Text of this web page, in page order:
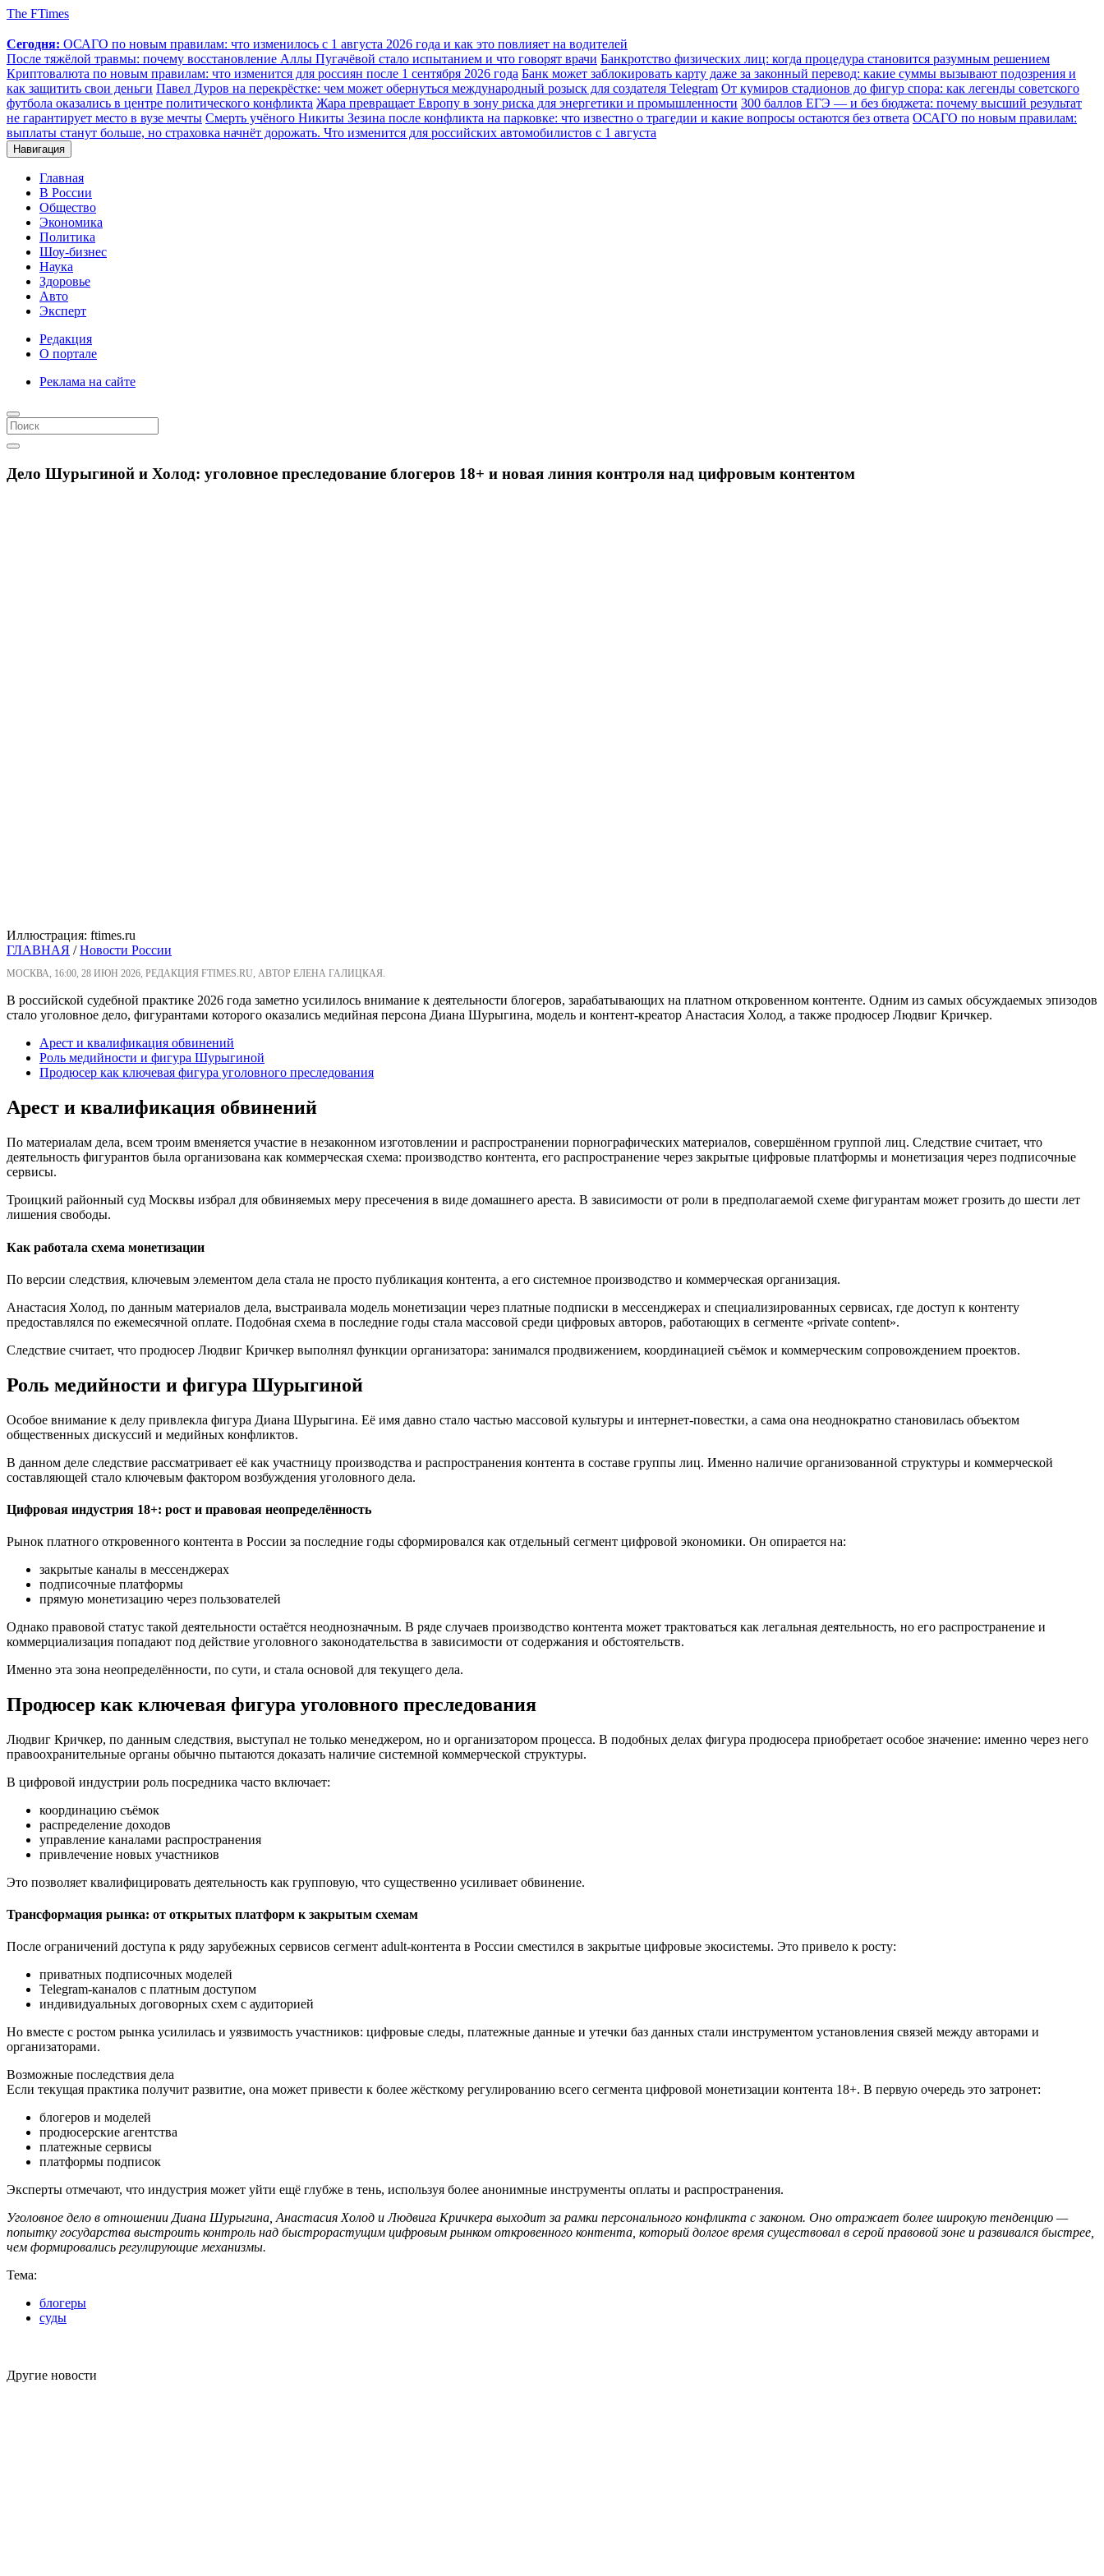
The FTimes
Сегодня: ОСАГО по новым правилам: что изменилось с 1 августа 2026 года и как это повлияет на водителей
После тяжёлой травмы: почему восстановление Аллы Пугачёвой стало испытанием и что говорят врачи Банкротство физических лиц: когда процедура становится разумным решением
Криптовалюта по новым правилам: что изменится для россиян после 1 сентября 2026 года Банк может заблокировать карту даже за законный перевод: какие суммы вызывают подозрения и
как защитить свои деньги Павел Дуров на перекрёстке: чем может обернуться международный розыск для создателя Telegram От кумиров стадионов до фигур спора: как легенды советского
футбола оказались в центре политического конфликта Жара превращает Европу в зону риска для энергетики и промышленности 300 баллов ЕГЭ — и без бюджета: почему высший результат
не гарантирует место в вузе мечты Смерть учёного Никиты Зезина после конфликта на парковке: что известно о трагедии и какие вопросы остаются без ответа ОСАГО по новым правилам:
выплаты станут больше, но страховка начнёт дорожать. Что изменится для российских автомобилистов с 1 августа
Навигация
Главная
В России
Общество
Экономика
Политика
Шоу-бизнес
Наука
Здоровье
Авто
Эксперт
Редакция
О портале
Реклама на сайте
Дело Шурыгиной и Холод: уголовное преследование блогеров 18+ и новая линия контроля над цифровым контентом
Иллюстрация: ftimes.ru
ГЛАВНАЯ /Новости России
МОСКВА, 16:00, 28 ИЮН 2026, РЕДАКЦИЯ FTIMES.RU, АВТОР ЕЛЕНА ГАЛИЦКАЯ.
В российской судебной практике 2026 года заметно усилилось внимание к деятельности блогеров, зарабатывающих на платном откровенном контенте. Одним из самых обсуждаемых эпизодов
стало уголовное дело, фигурантами которого оказались медийная персона Диана Шурыгина, модель и контент-креатор Анастасия Холод, а также продюсер Людвиг Кричкер.
Арест и квалификация обвинений
Роль медийности и фигура Шурыгиной
Продюсер как ключевая фигура уголовного преследования
Арест и квалификация обвинений
По материалам дела, всем троим вменяется участие в незаконном изготовлении и распространении порнографических материалов, совершённом группой лиц. Следствие считает, что
деятельность фигурантов была организована как коммерческая схема: производство контента, его распространение через закрытые цифровые платформы и монетизация через подписочные
сервисы.
Троицкий районный суд Москвы избрал для обвиняемых меру пресечения в виде домашнего ареста. В зависимости от роли в предполагаемой схеме фигурантам может грозить до шести лет
лишения свободы.
Как работала схема монетизации
По версии следствия, ключевым элементом дела стала не просто публикация контента, а его системное производство и коммерческая организация.
Анастасия Холод, по данным материалов дела, выстраивала модель монетизации через платные подписки в мессенджерах и специализированных сервисах, где доступ к контенту
предоставлялся по ежемесячной оплате. Подобная схема в последние годы стала массовой среди цифровых авторов, работающих в сегменте «private content».
Следствие считает, что продюсер Людвиг Кричкер выполнял функции организатора: занимался продвижением, координацией съёмок и коммерческим сопровождением проектов.
Роль медийности и фигура Шурыгиной
Особое внимание к делу привлекла фигура Диана Шурыгина. Её имя давно стало частью массовой культуры и интернет-повестки, а сама она неоднократно становилась объектом
общественных дискуссий и медийных конфликтов.
В данном деле следствие рассматривает её как участницу производства и распространения контента в составе группы лиц. Именно наличие организованной структуры и коммерческой
составляющей стало ключевым фактором возбуждения уголовного дела.
Цифровая индустрия 18+: рост и правовая неопределённость
Рынок платного откровенного контента в России за последние годы сформировался как отдельный сегмент цифровой экономики. Он опирается на:
закрытые каналы в мессенджерах
подписочные платформы
прямую монетизацию через пользователей
Однако правовой статус такой деятельности остаётся неоднозначным. В ряде случаев производство контента может трактоваться как легальная деятельность, но его распространение и
коммерциализация попадают под действие уголовного законодательства в зависимости от содержания и обстоятельств.
Именно эта зона неопределённости, по сути, и стала основой для текущего дела.
Продюсер как ключевая фигура уголовного преследования
Людвиг Кричкер, по данным следствия, выступал не только менеджером, но и организатором процесса. В подобных делах фигура продюсера приобретает особое значение: именно через него
правоохранительные органы обычно пытаются доказать наличие системной коммерческой структуры.
В цифровой индустрии роль посредника часто включает:
координацию съёмок
распределение доходов
управление каналами распространения
привлечение новых участников
Это позволяет квалифицировать деятельность как групповую, что существенно усиливает обвинение.
Трансформация рынка: от открытых платформ к закрытым схемам
После ограничений доступа к ряду зарубежных сервисов сегмент adult-контента в России сместился в закрытые цифровые экосистемы. Это привело к росту:
приватных подписочных моделей
Telegram-каналов с платным доступом
индивидуальных договорных схем с аудиторией
Но вместе с ростом рынка усилилась и уязвимость участников: цифровые следы, платежные данные и утечки баз данных стали инструментом установления связей между авторами и
организаторами.
Возможные последствия дела
Если текущая практика получит развитие, она может привести к более жёсткому регулированию всего сегмента цифровой монетизации контента 18+. В первую очередь это затронет:
блогеров и моделей
продюсерские агентства
платежные сервисы
платформы подписок
Эксперты отмечают, что индустрия может уйти ещё глубже в тень, используя более анонимные инструменты оплаты и распространения.
Уголовное дело в отношении Диана Шурыгина, Анастасия Холод и Людвига Кричкера выходит за рамки персонального конфликта с законом. Оно отражает более широкую тенденцию —
попытку государства выстроить контроль над быстрорастущим цифровым рынком откровенного контента, который долгое время существовал в серой правовой зоне и развивался быстрее,
чем формировались регулирующие механизмы.
Тема:
блогеры
суды
Другие новости